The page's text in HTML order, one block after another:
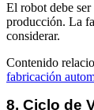
El robot debe
producción. La
considerar.
Contenido
fabricación
8. Ciclo de